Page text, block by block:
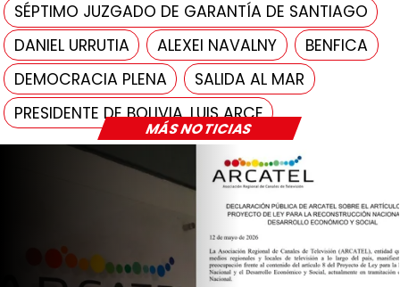
MÁS NOTICIAS
SÉPTIMO JUZGADO DE GARANTÍA DE SANTIAGO
DANIEL URRUTIA
ALEXEI NAVALNY
BENFICA
DEMOCRACIA PLENA
SALIDA AL MAR
PRESIDENTE DE BOLIVIA, LUIS ARCE